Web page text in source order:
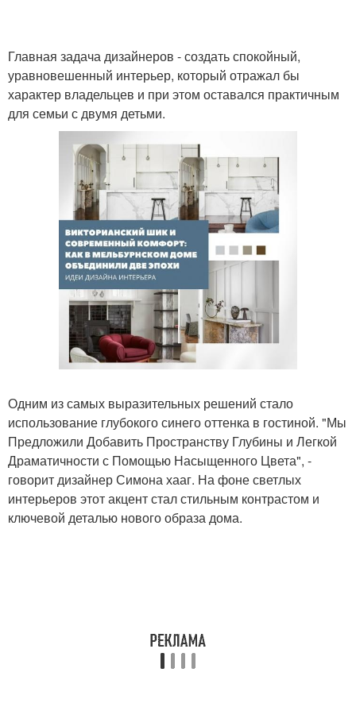
Главная задача дизайнеров - создать спокойный,
уравновешенный интерьер, который отражал бы
характер владельцев и при этом оставался практичным
для семьи с двумя детьми.
Одним из самых выразительных решений стало
использование глубокого синего оттенка в гостиной. "Мы
Предложили Добавить Пространству Глубины и Легкой
Драматичности с Помощью Насыщенного Цвета", -
говорит дизайнер Симона хааг. На фоне светлых
интерьеров этот акцент стал стильным контрастом и
ключевой деталью нового образа дома.